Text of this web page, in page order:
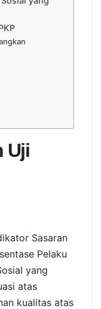
Uji
Sasaran
Pelaku
yang
atas
kualitas atas